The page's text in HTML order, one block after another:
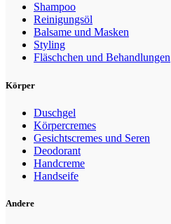
Shampoo
Reinigungsöl
Balsame und Masken
Styling
Fläschchen und Behandlungen
Körper
Duschgel
Körpercremes
Gesichtscremes und Seren
Deodorant
Handcreme
Handseife
Andere